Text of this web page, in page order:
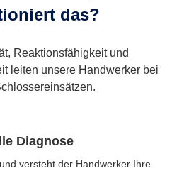
das?
Reaktionsfähigkeit und
leiten unsere Handwerker bei
Diagnose
versteht der Handwerker Ihre